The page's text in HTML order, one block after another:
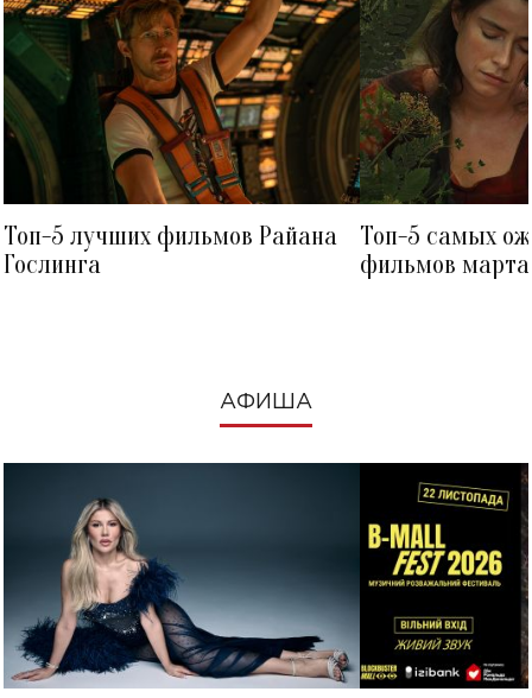
Топ-5 лучших фильмов Райана
Гослинга
Топ-5 самых
фильмов
АФИША